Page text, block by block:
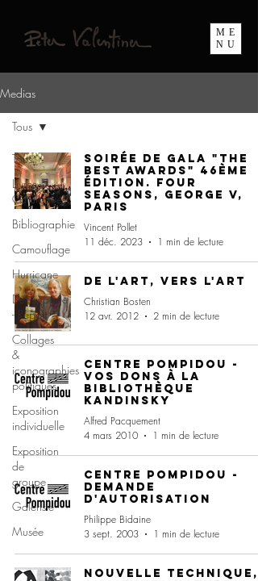
ME
NU
Medias
Tous
Livres -
Catalogues
Bibliographie
Camouflage
Hurricane
Découpage
- Report
Collages
&
iconographies
politiques
Exposition
individuelle
Exposition
de
groupe
Galeriste
Musée
Tous
Soirée de Gala "The
Best Awards" 46ème
édition. Four
Seasons, George V,
Paris
Vincent Pollet
11 déc. 2023
1 min de lecture
De l'art, vers l'art
Christian Bosten
12 avr. 2012
2 min de lecture
Centre Pompidou -
Vos dons à la
Bibliothèque
Kandinsky
Alfred Pacquement
4 mars 2010
1 min de lecture
Centre Pompidou -
Demande
d'autorisation
Philippe Bidaine
3 sept. 2003
1 min de lecture
Nouvelle technique,